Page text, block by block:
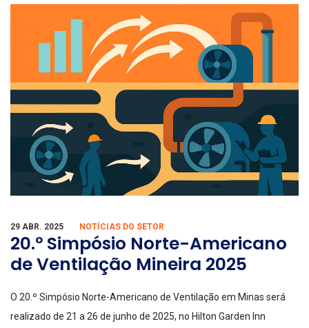
29 ABR. 2025 NOTÍCIAS DO SETOR
20.º Simpósio Norte-Americano
de Ventilação Mineira 2025
O 20.º Simpósio Norte-Americano de Ventilação em Minas será
realizado de 21 a 26 de junho de 2025, no Hilton Garden Inn